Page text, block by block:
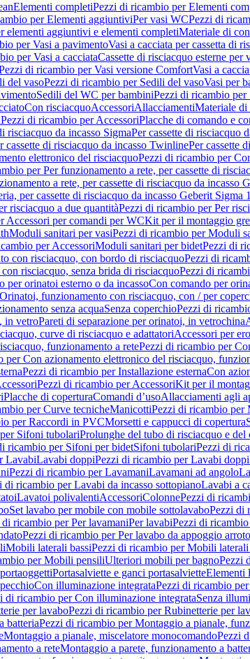
Elementi completiPezzi di ricambio per Elementi
per Elementi aggiuntiviPer vasi WCPezzi di
elementi aggiuntivi e elementi completiMateriale di
per Vasi a pavimentoVasi a cacciata per cassetta di
per Vasi a cacciataCassette di risciacquo esterne per
di ricambio per Vasi versione ComfortVasi a
del vasoPezzi di ricambio per Sedili del vasoVasi per
Sedili del WC per bambiniPezzi di ricambio
Con risciacquoAccessoriAllacciamentiMateriale di
Pezzi di ricambio per AccessoriPlacche di comando e
risciacquo da incasso SigmaPer cassette di risciacquo
cassette di risciacquo da incasso TwinlinePer cassette
elettronico del risciacquoPezzi di ricambio per
per Per funzionamento a rete, per cassette di
a rete, per cassette di risciacquo da incasso
per cassette di risciacquo da incasso Geberit Sigma
risciacquo a due quantitàPezzi di ricambio per Per
Accessori per comandi per WCKit per il montaggio
Moduli sanitari per vasiPezzi di ricambio per Moduli
per AccessoriModuli sanitari per bidetPezzi di
con risciacquo, con bordo di risciacquoPezzi di
risciacquo, senza brida di risciacquoPezzi di
per orinatoi esterno o da incassoCon comando per
funzionamento con risciacquo, con / per
senza acquaSenza coperchioPezzi di
in vetroPareti di separazione per orinatoi, in vetrochina
curve di risciacquo e adattatoriAccessori per
funzionamento a retePezzi di ricambio per
per Con azionamento elettronico del risciacquo,
Pezzi di ricambio per Installazione esternaCon
Pezzi di ricambio per AccessoriKit per il
Placche di coperturaComandi d’usoAllacciamenti agli
per Curve tecnicheManicottiPezzi di ricambio per
per Raccordi in PVCMorsetti e cappucci di copertura
Sifoni tubolariProlunghe del tubo di risciacquo e del
ricambio per Sifoni per bidetSifoni tubolariPezzi di
LavabiLavabi doppiPezzi di ricambio per Lavabi doppi
Pezzi di ricambio per LavamaniLavamani ad angolo
di ricambio per Lavabi da incasso sottopianoLavabi a
Lavatoi polivalentiAccessoriColonnePezzi di
Set lavabo per mobile con mobile sottolavaboPezzi di
di ricambio per Per lavamaniPer lavabiPezzi di
Pezzi di ricambio per Per lavabo da appoggio
Mobili laterali bassiPezzi di ricambio per Mobili laterali
per Mobili pensiliUlteriori mobili per bagnoPezzi
Portasalviette e ganci portasalvietteElementi
Con illuminazione integrataPezzi di ricambio
di ricambio per Con illuminazione integrataSenza
per lavaboPezzi di ricambio per Rubinetterie per
batteriaPezzi di ricambio per Montaggio a pianale,
Montaggio a pianale, miscelatore monocomandoPezzi
a reteMontaggio a parete, funzionamento a